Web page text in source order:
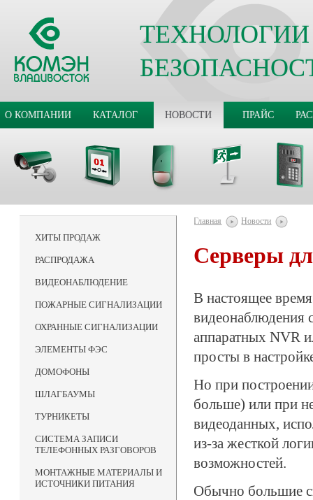
О КОМПАНИИ КАТАЛОГ НОВОСТИ ПРАЙС
ХИТЫ ПРОДАЖ
РАСПРОДАЖА
ВИДЕОНАБЛЮДЕНИЕ
ПОЖАРНЫЕ СИГНАЛИЗАЦИИ
ОХРАННЫЕ СИГНАЛИЗАЦИИ
ЭЛЕМЕНТЫ ФЭС
ДОМОФОНЫ
ШЛАГБАУМЫ
ТУРНИКЕТЫ
СИСТЕМА ЗАПИСИ
ТЕЛЕФОННЫХ РАЗГОВОРОВ
МОНТАЖНЫЕ МАТЕРИАЛЫ И
ИСТОЧНИКИ ПИТАНИЯ
Главная Новости
Серверы
В настоящее
видеонаблюдения
аппаратных NVR
просты в
Но при
больше) или при
видеоданных,
из-за жесткой
возможностей.
Обычно большие